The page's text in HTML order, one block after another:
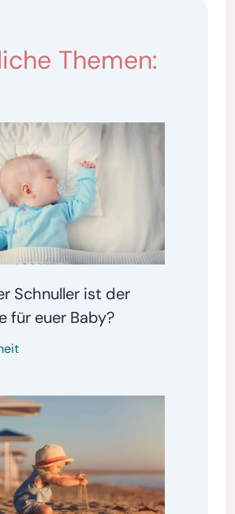
Themen:
Schnuller ist der
für euer Baby?